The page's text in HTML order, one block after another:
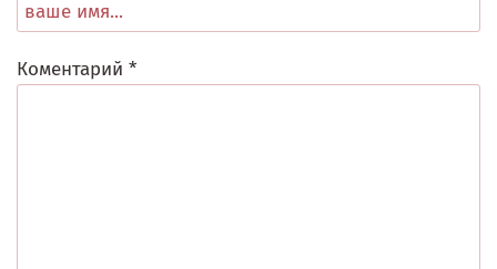
Коментарий *